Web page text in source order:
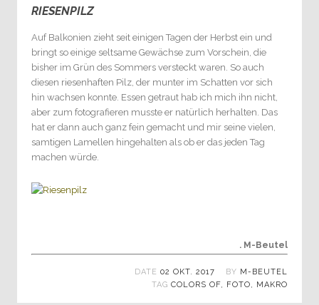
RIESENPILZ
Auf Balkonien zieht seit einigen Tagen der Herbst ein und
bringt so einige seltsame Gewächse zum Vorschein, die
bisher im Grün des Sommers versteckt waren. So auch
diesen riesenhaften Pilz, der munter im Schatten vor sich
hin wachsen konnte. Essen getraut hab ich mich ihn nicht,
aber zum fotografieren musste er natürlich herhalten. Das
hat er dann auch ganz fein gemacht und mir seine vielen,
samtigen Lamellen hingehalten als ob er das jeden Tag
machen würde.
. M-Beutel
DATE 02 OKT. 2017 BY M-BEUTEL
TAG COLORS OF, FOTO, MAKRO